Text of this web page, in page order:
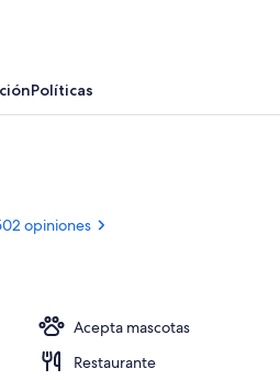
Piscina en la azotea
Políticas
opiniones
Acepta mascotas
Restaurante